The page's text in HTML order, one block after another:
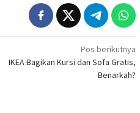
Pos berikutnya
IKEA Bagikan Kursi dan Sofa Gratis,
Benarkah?